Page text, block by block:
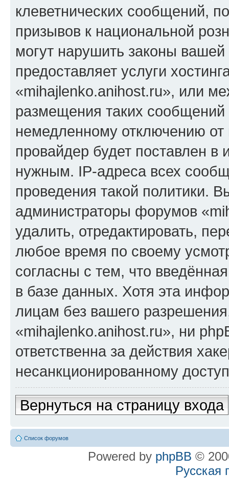
клеветнических сообщений,
призывов к национальной
могут нарушить законы
предоставляет услуги
«mihajlenko.anihost.ru», или
размещения таких
немедленному отключению
провайдер будет поставлен в
нужным. IP-адреса всех
проведения такой политики.
администраторы форумов
удалить, отредактировать,
любое время по своему
согласны с тем, что
в базе данных. Хотя эта
лицам без вашего
«mihajlenko.anihost.ru», ни
ответственна за действия
несанкционированному
Вернуться на страницу входа
Список форумов
Powered by phpBB ©
Русская